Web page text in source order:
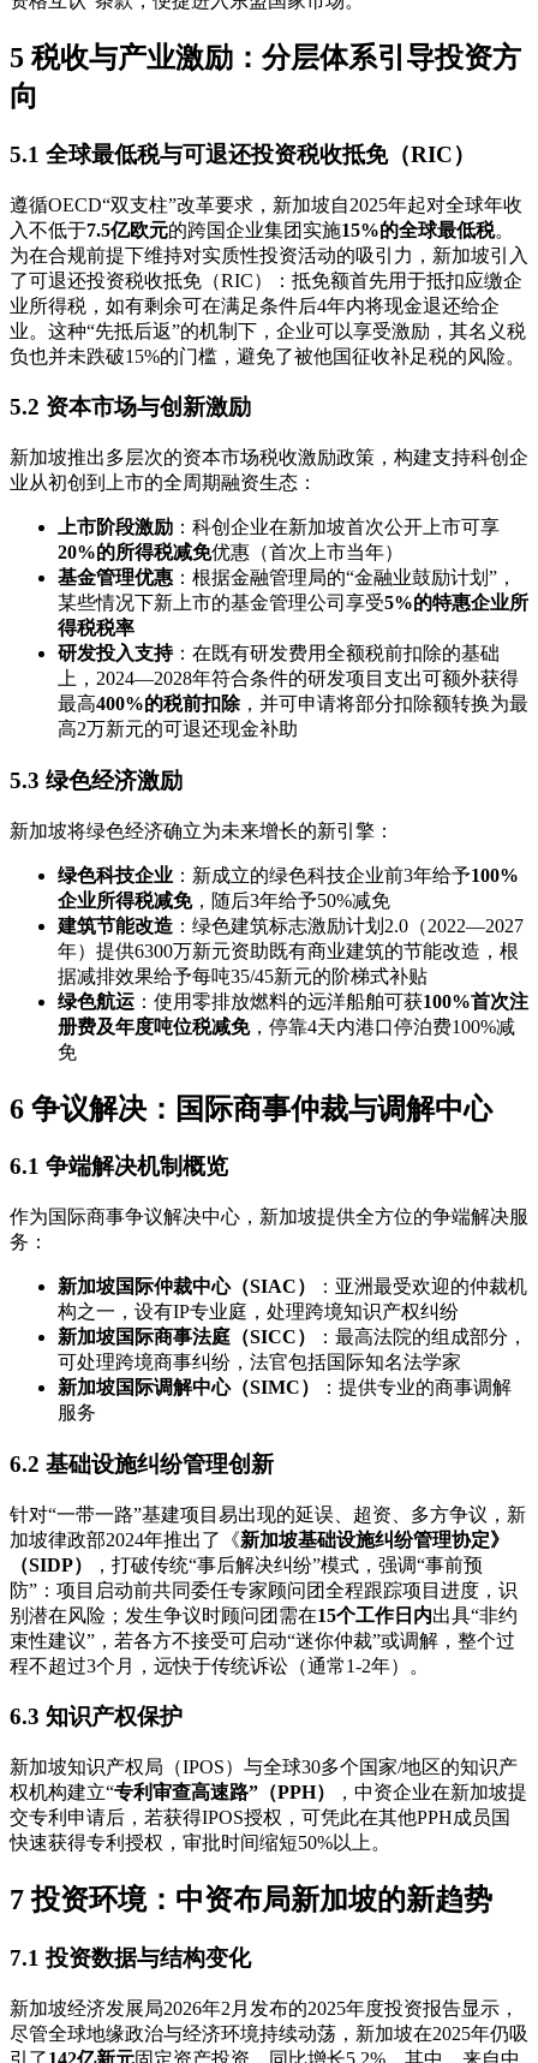
5 税收与产业激励：分层体系引导投资方
向
5.1 全球最低税与可退还投资税收抵免（RIC）
遵循OECD“双支柱”改革要求，新加坡自2025年起对全球年收
入不低于7.5亿欧元的跨国企业集团实施15%的全球最低税。
为在合规前提下维持对实质性投资活动的吸引力，新加坡引入
了可退还投资税收抵免（RIC）：抵免额首先用于抵扣应缴企
业所得税，如有剩余可在满足条件后4年内将现金退还给企
业。这种“先抵后返”的机制下，企业可以享受激励，其名义税
负也并未跌破15%的门槛，避免了被他国征收补足税的风险。
5.2 资本市场与创新激励
新加坡推出多层次的资本市场税收激励政策，构建支持科创企
业从初创到上市的全周期融资生态：
上市阶段激励 ：科创企业在新加坡首次公开上市可享
20%的所得税减免优惠（首次上市当年）
基金管理优惠 ：根据金融管理局的“金融业鼓励计划”，
某些情况下新上市的基金管理公司享受5%的特惠企业所
得税税率
研发投入支持：在既有研发费用全额税前扣除的基础
上，2024—2028年符合条件的研发项目支出可额外获得
最高400%的税前扣除，并可申请将部分扣除额转换为最
高2万新元的可退还现金补助
5.3 绿色经济激励
新加坡将绿色经济确立为未来增长的新引擎：
绿色科技企业 ：新成立的绿色科技企业前3年给予100%
企业所得税减免，随后3年给予50%减免
建筑节能改造 ：绿色建筑标志激励计划2.0（2022—2027
年）提供6300万新元资助既有商业建筑的节能改造，根
据减排效果给予每吨35/45新元的阶梯式补贴
绿色航运 ：使用零排放燃料的远洋船舶可获100%首次注
册费及年度吨位税减免，停靠4天内港口停泊费100%减
免
6 争议解决：国际商事仲裁与调解中心
6.1 争端解决机制概览
作为国际商事争议解决中心，新加坡提供全方位的争端解决服
务：
新加坡国际仲裁中心（SIAC）
：亚洲最受欢迎的仲裁机
构之一，设有IP专业庭，处理跨境知识产权纠纷
新加坡国际商事法庭（SICC）
：最高法院的组成部分，
可处理跨境商事纠纷，法官包括国际知名法学家
新加坡国际调解中心（SIMC）
：提供专业的商事调解
服务
6.2 基础设施纠纷管理创新
针对“一带一路”基建项目易出现的延误、超资、多方争议，新
加坡律政部2024年推出了《新加坡基础设施纠纷管理协定》
（SIDP）
，打破传统“事后解决纠纷”模式，强调“事前预
防”：项目启动前共同委任专家顾问团全程跟踪项目进度，识
别潜在风险；发生争议时顾问团需在15个工作日内出具“非约
束性建议”，若各方不接受可启动“迷你仲裁”或调解，整个过
程不超过3个月，远快于传统诉讼（通常1-2年）。
6.3 知识产权保护
新加坡知识产权局（IPOS）与全球30多个国家/地区的知识产
权机构建立“专利审查高速路”（PPH）
，中资企业在新加坡提
交专利申请后，若获得IPOS授权，可凭此在其他PPH成员国
快速获得专利授权，审批时间缩短50%以上。
7 投资环境：中资布局新加坡的新趋势
7.1 投资数据与结构变化
新加坡经济发展局2026年2月发布的2025年度投资报告显示，
尽管全球地缘政治与经济环境持续动荡，新加坡在2025年仍吸
引了142亿新元固定资产投资，同比增长5.2%。其中，来自中